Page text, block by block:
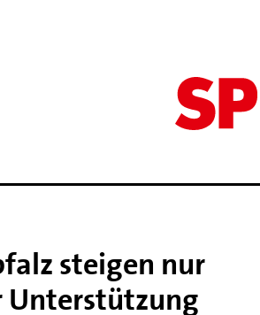
steigen nur
Unterstützung